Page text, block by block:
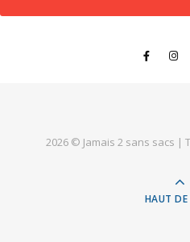
2026 © Jamais 2 sans sacs |
HAUT DE